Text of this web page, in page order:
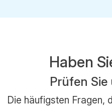
Haben
Prüfen Sie
Die häufigsten Fragen,